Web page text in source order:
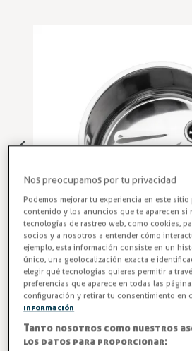
Seno Fregadero Acero
Senos fregadero redondos
Nos preocupamos por tu privacidad
Podemos mejorar tu experiencia en este
contenido y los anuncios que te aparecen si
tecnologías de rastreo web, como cookies,
socios y a nosotros a entender cómo
ejemplo, esta información consiste en un
único, una geolocalización exacta e
elegir qué tecnologías quieres permitir a
preferencias que aparece en todas las
configuración y retirar tu consentimiento en
información
Tanto nosotros como nuestros
los datos para proporcionar: